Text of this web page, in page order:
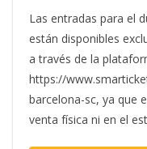
Las entradas para el
están disponibles
a través de la
https://
barcelona-sc, ya que
venta física ni en el